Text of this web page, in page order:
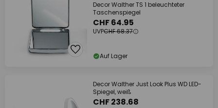
Decor Walther TS 1 beleuchteter
Taschenspiegel
CHF 64.95
UVPCHF 68.37
Auf Lager
Decor Walther Just Look Plus WD LED-
Spiegel, weiß
CHF 238.68